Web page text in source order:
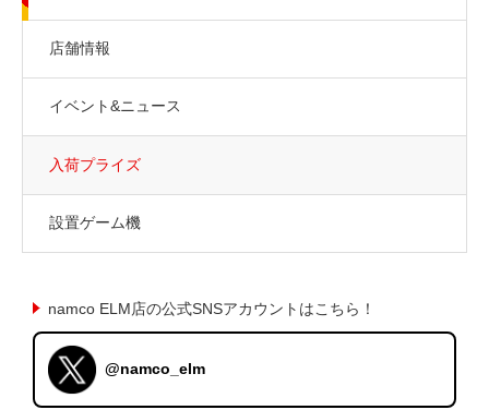
店舗情報
イベント&ニュース
入荷プライズ
設置ゲーム機
namco ELM店の公式SNSアカウントはこちら！
@namco_elm